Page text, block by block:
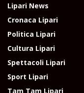
Lipari News
Cronaca Lipari
Politica Lipari
Cultura Lipari
Spettacoli Lipari
Sport Lipari
Tam Tam Lipari